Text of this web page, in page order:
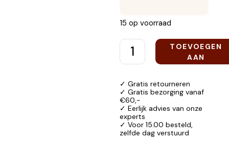
15 op voorraad
TOEVOEGEN
AAN
✓ Gratis retourneren
✓ Gratis bezorging vanaf
€60,-
✓ Eerlijk advies van onze
experts
✓ Voor 15.00 besteld,
zelfde dag verstuurd